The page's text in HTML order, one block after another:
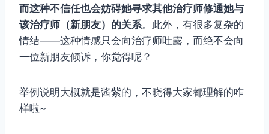
而这种不信任也会妨碍她寻求其他治疗师修通她与
该治疗师（新朋友）的关系。此外，有很多复杂的
情结——这种情感只会向治疗师吐露，而绝不会向
一位新朋友倾诉，你觉得呢？
举例说明大概就是酱紫的，不晓得大家都理解的咋
样啦~